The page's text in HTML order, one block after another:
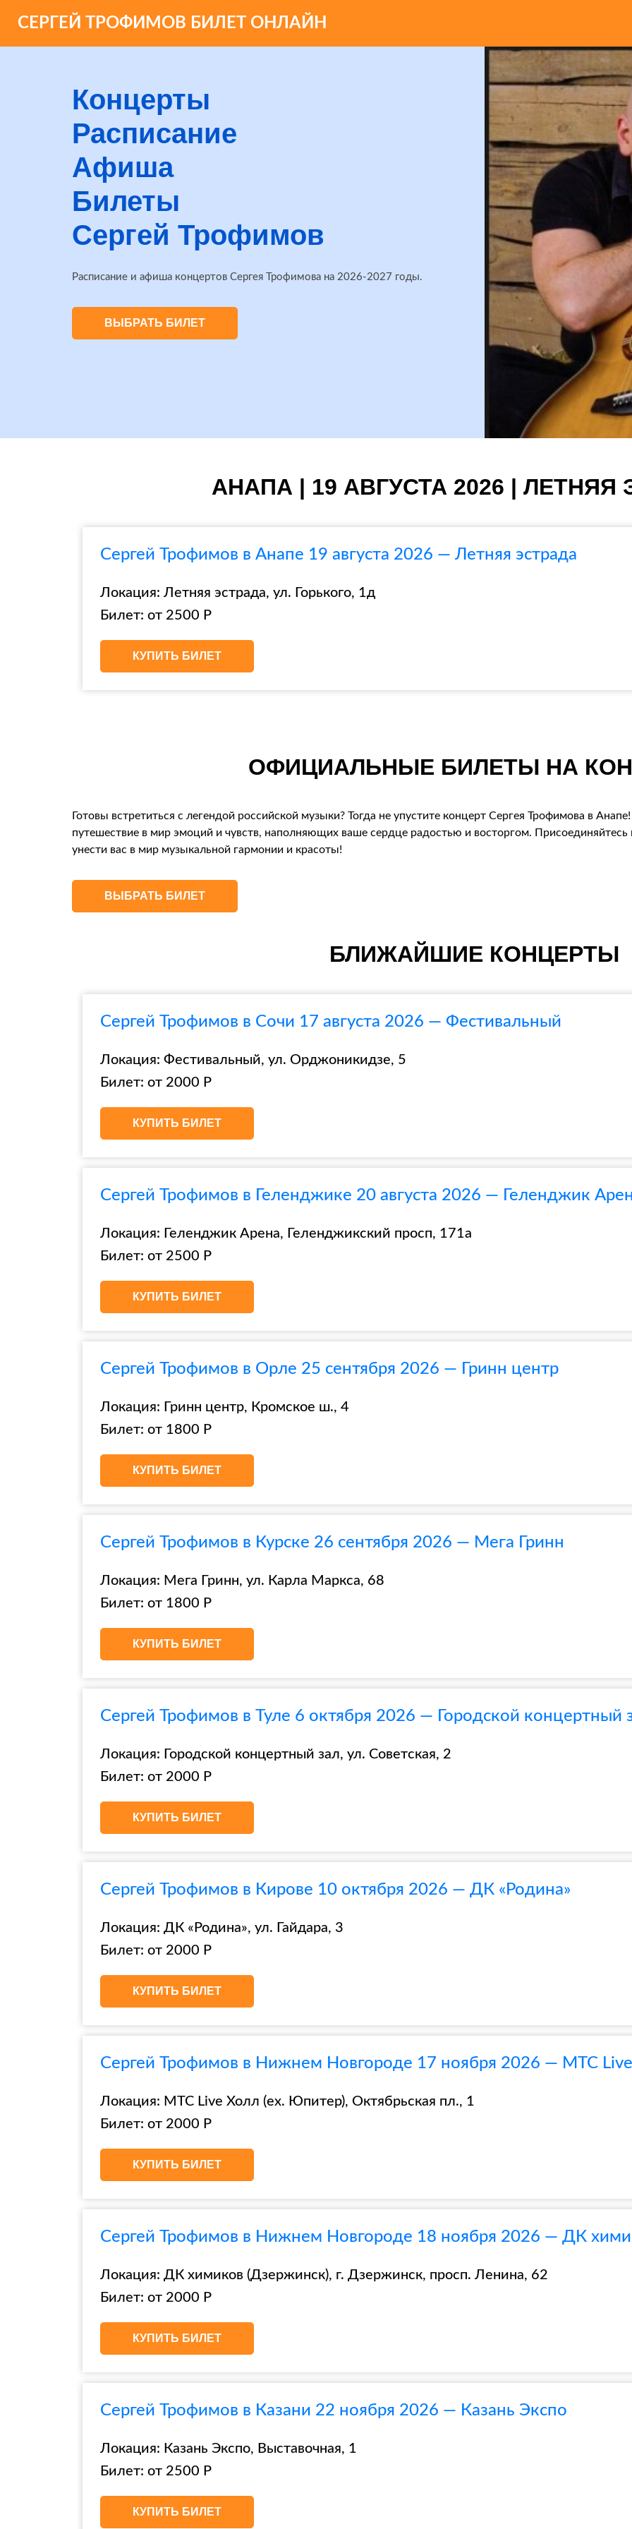
СЕРГЕЙ ТРОФИМОВ БИЛЕТ ОНЛАЙН
Концерты
Расписание
Афиша
Билеты
Сергей Трофимов
Расписание и афиша концертов Сергея Трофимова на 2026-2027 годы.
ВЫБРАТЬ БИЛЕТ
АНАПА | 19 АВГУСТА 2026 | ЛЕТНЯЯ
Сергей Трофимов в Анапе 19 августа 2026 — Летняя эстрада
Локация: Летняя эстрада, ул. Горького, 1д
Билет: от 2500 Р
КУПИТЬ БИЛЕТ
ОФИЦИАЛЬНЫЕ БИЛЕТЫ НА
Готовы встретиться с легендой российской музыки? Тогда не упустите концерт Сергея Трофимова в
путешествие в мир эмоций и чувств, наполняющих ваше сердце радостью и восторгом. Присоединяйтесь
унести вас в мир музыкальной гармонии и красоты!
ВЫБРАТЬ БИЛЕТ
БЛИЖАЙШИЕ КОНЦЕРТЫ
Сергей Трофимов в Сочи 17 августа 2026 — Фестивальный
Локация: Фестивальный, ул. Орджоникидзе, 5
Билет: от 2000 Р
КУПИТЬ БИЛЕТ
Сергей Трофимов в Геленджике 20 августа 2026 — Геленджик
Локация: Геленджик Арена, Геленджикский просп, 171а
Билет: от 2500 Р
КУПИТЬ БИЛЕТ
Сергей Трофимов в Орле 25 сентября 2026 — Гринн центр
Локация: Гринн центр, Кромское ш., 4
Билет: от 1800 Р
КУПИТЬ БИЛЕТ
Сергей Трофимов в Курске 26 сентября 2026 — Мега Гринн
Локация: Мега Гринн, ул. Карла Маркса, 68
Билет: от 1800 Р
КУПИТЬ БИЛЕТ
Сергей Трофимов в Туле 6 октября 2026 — Городской концертный
Локация: Городской концертный зал, ул. Советская, 2
Билет: от 2000 Р
КУПИТЬ БИЛЕТ
Сергей Трофимов в Кирове 10 октября 2026 — ДК «Родина»
Локация: ДК «Родина», ул. Гайдара, 3
Билет: от 2000 Р
КУПИТЬ БИЛЕТ
Сергей Трофимов в Нижнем Новгороде 17 ноября 2026 — МТС
Локация: МТС Live Холл (ex. Юпитер), Октябрьская пл., 1
Билет: от 2000 Р
КУПИТЬ БИЛЕТ
Сергей Трофимов в Нижнем Новгороде 18 ноября 2026 — ДК
Локация: ДК химиков (Дзержинск), г. Дзержинск, просп. Ленина, 62
Билет: от 2000 Р
КУПИТЬ БИЛЕТ
Сергей Трофимов в Казани 22 ноября 2026 — Казань Экспо
Локация: Казань Экспо, Выставочная, 1
Билет: от 2500 Р
КУПИТЬ БИЛЕТ